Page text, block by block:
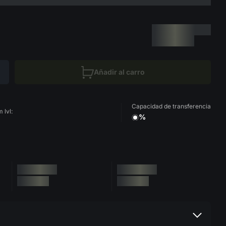
Añadir al carro
lvl:
Capacidad de transferencia
%